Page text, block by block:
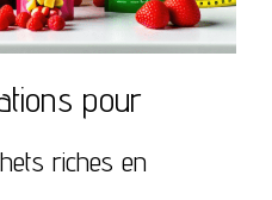
pour
riches en